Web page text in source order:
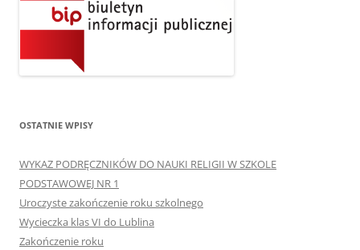
OSTATNIE WPISY
WYKAZ PODRĘCZNIKÓW DO NAUKI RELIGII W SZKOLE
PODSTAWOWEJ NR 1
Uroczyste zakończenie roku szkolnego
Wycieczka klas VI do Lublina
Zakończenie roku